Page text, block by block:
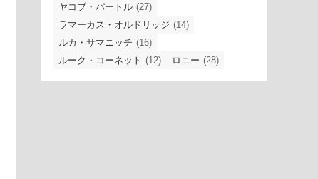
ヤコブ・パートル (27)
ラマーカス・オルドリッジ (14)
ルカ・サマニッチ (16)
ルーク・コーネット (12) ロニー (28)